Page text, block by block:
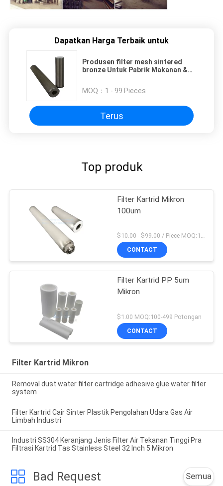
Dapatkan Harga Terbaik untuk
Produsen filter mesh sintered
bronze Untuk Pabrik Makanan &
MOQ： 1 - 99 Pieces
Terus
Top produk
Filter Kartrid Mikron
100um
$10.00 - $99.00 / Piece MOQ:1 Potongan / potongan
CONTACT
Filter Kartrid PP 5um
Mikron
$1.00 MOQ:100-499 Potongan
CONTACT
Filter Kartrid Mikron
Removal dust water filter cartridge adhesive glue water filter
system
Filter Kartrid Cair Sinter Plastik Pengolahan Udara Gas Air
Limbah Industri
Industri SS304 Keranjang Jenis Filter Air Tekanan Tinggi Pra
Filtrasi Kartrid Tas Stainless Steel 32 Inch 5 Mikron
Bad Request Semua